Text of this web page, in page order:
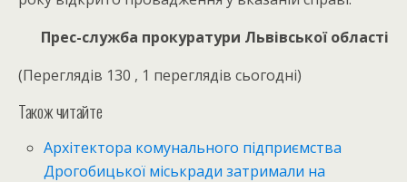
Прес-служба прокуратури Львівської області
(Переглядів 130 , 1 переглядів сьогодні)
Також читайте
Архітектора комунального підприємства
Дрогобицької міськради затримали на